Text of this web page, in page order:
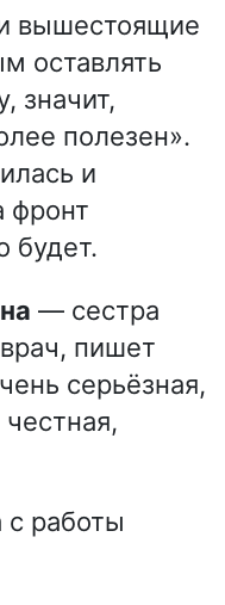
вышестоящие
оставлять
значит,
полезен».
и
фронт
будет.
— сестра
пишет
серьёзная,
с работы